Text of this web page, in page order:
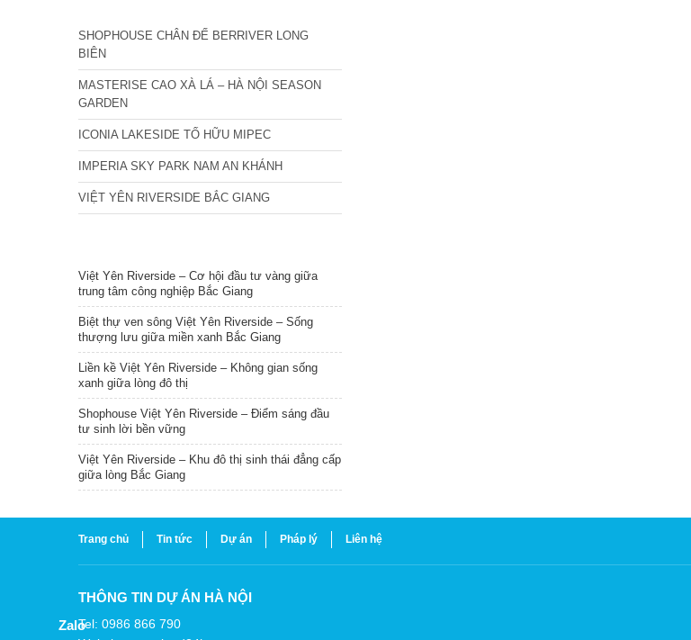
SHOPHOUSE CHÂN ĐẾ BERRIVER LONG
BIÊN
MASTERISE CAO XÀ LÁ – HÀ NỘI SEASON
GARDEN
ICONIA LAKESIDE TỐ HỮU MIPEC
IMPERIA SKY PARK NAM AN KHÁNH
VIỆT YÊN RIVERSIDE BẮC GIANG
Việt Yên Riverside – Cơ hội đầu tư vàng giữa
trung tâm công nghiệp Bắc Giang
Biệt thự ven sông Việt Yên Riverside – Sống
thượng lưu giữa miền xanh Bắc Giang
Liền kề Việt Yên Riverside – Không gian sống
xanh giữa lòng đô thị
Shophouse Việt Yên Riverside – Điểm sáng đầu
tư sinh lời bền vững
Việt Yên Riverside – Khu đô thị sinh thái đẳng cấp
giữa lòng Bắc Giang
Trang chủ Tin tức Dự án Pháp lý Liên hệ
THÔNG TIN DỰ ÁN HÀ NỘI
Tel: 0986 866 790
Zalo